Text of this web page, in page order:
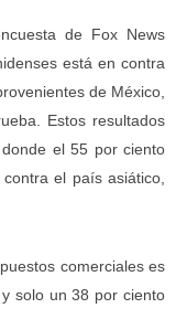
de Fox News
está en contra
de México,
Estos resultados
el 55 por ciento
el país asiático,
comerciales es
solo un 38 por ciento